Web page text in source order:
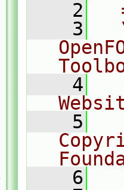
    2
    3
    4
    5
    6